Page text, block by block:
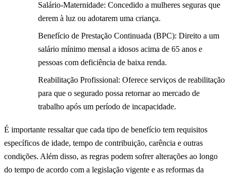
Salário-Maternidade: Concedido a mulheres seguras que
derem à luz ou adotarem uma criança.
Benefício de Prestação Continuada (BPC): Direito a um
salário mínimo mensal a idosos acima de 65 anos e
pessoas com deficiência de baixa renda.
Reabilitação Profissional: Oferece serviços de reabilitação
para que o segurado possa retornar ao mercado de
trabalho após um período de incapacidade.
É importante ressaltar que cada tipo de benefício tem requisitos
específicos de idade, tempo de contribuição, carência e outras
condições. Além disso, as regras podem sofrer alterações ao longo
do tempo de acordo com a legislação vigente e as reformas da